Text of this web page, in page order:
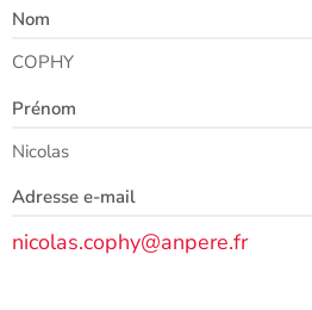
Nom
COPHY
Prénom
Nicolas
Adresse e-mail
nicolas.cophy@anpere.fr